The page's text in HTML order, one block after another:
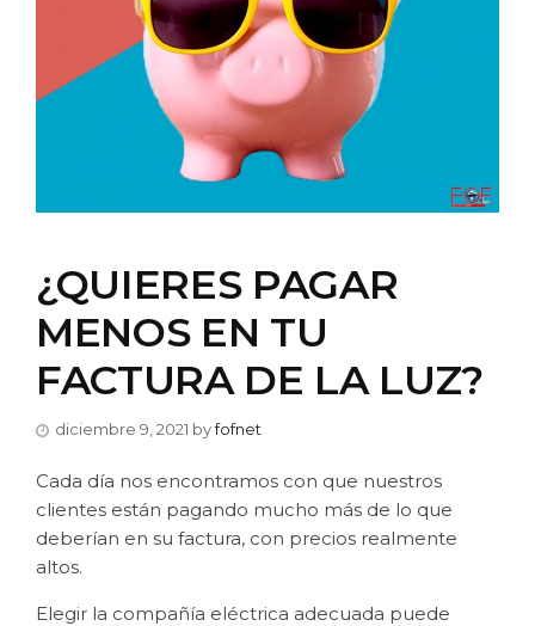
¿QUIERES PAGAR
MENOS EN TU
FACTURA DE LA LUZ?
diciembre 9, 2021 byfofnet
Cada día nos encontramos con que nuestros
clientes están pagando mucho más de lo que
deberían en su factura, con precios realmente
altos.
Elegir la compañía eléctrica adecuada puede